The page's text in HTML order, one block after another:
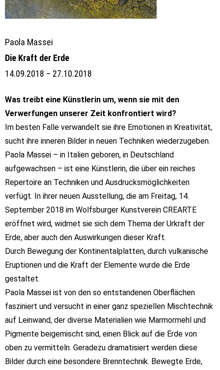
Paola Massei
Die Kraft der Erde
14.09.2018 – 27.10.2018
Was treibt eine Künstlerin um, wenn sie mit den
Verwerfungen unserer Zeit konfrontiert wird?
Im besten Falle verwandelt sie ihre Emotionen in Kreativität,
sucht ihre inneren Bilder in neuen Techniken wiederzugeben.
Paola Massei – in Italien geboren, in Deutschland
aufgewachsen – ist eine Künstlerin, die über ein reiches
Repertoire an Techniken und Ausdrucksmöglichkeiten
verfügt. In ihrer neuen Ausstellung, die am Freitag, 14.
September 2018 im Wolfsburger Kunstverein CREARTE
eröffnet wird, widmet sie sich dem Thema der Urkraft der
Erde, aber auch den Auswirkungen dieser Kraft.
Durch Bewegung der Kontinentalplatten, durch vulkanische
Eruptionen und die Kraft der Elemente wurde die Erde
gestaltet.
Paola Massei ist von den so entstandenen Oberflächen
fasziniert und versucht in einer ganz speziellen Mischtechnik
auf Leinwand, der diverse Materialien wie Marmormehl und
Pigmente beigemischt sind, einen Blick auf die Erde von
oben zu vermitteln. Geradezu dramatisiert werden diese
Bilder durch eine besondere Brenntechnik. Bewegte Erde,